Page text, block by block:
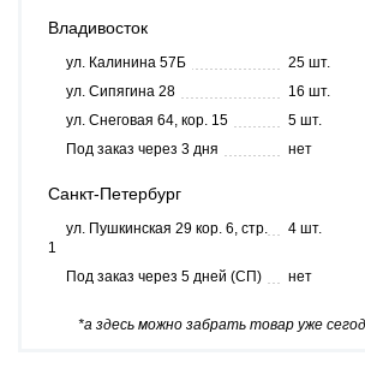
Владивосток
ул. Калинина 57Б
25 шт.
ул. Сипягина 28
16 шт.
ул. Снеговая 64, кор. 15
5 шт.
Под заказ через 3 дня
нет
Санкт-Петербург
ул. Пушкинская 29 кор. 6, стр.
1
4 шт.
Под заказ через 5 дней (СП) нет
*а здесь можно забрать товар уже